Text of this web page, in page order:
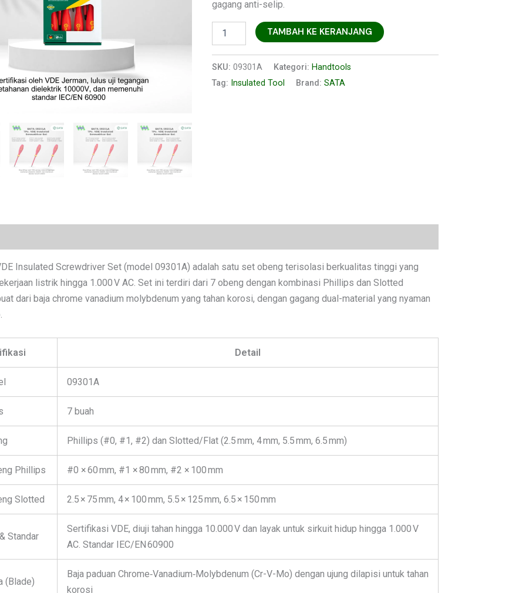
gagang anti-selip.
TAMBAH KE KERANJANG
SKU: 09301A Kategori: Handtools
Tag: Insulated Tool Brand: SATA
Insulated Screwdriver Set (model 09301A) adalah satu set obeng terisolasi berkualitas tinggi yang
listrik hingga 1.000 V AC. Set ini terdiri dari 7 obeng dengan kombinasi Phillips dan Slotted
dari baja chrome vanadium molybdenum yang tahan korosi, dengan gagang dual-material yang nyaman
Detail
09301A
7 buah
Phillips (#0, #1, #2) dan Slotted/Flat (2.5 mm, 4 mm, 5.5 mm, 6.5 mm)
Phillips #0 × 60 mm, #1 × 80 mm, #2 × 100 mm
Slotted 2.5 × 75 mm, 4 × 100 mm, 5.5 × 125 mm, 6.5 × 150 mm
Standar
Sertifikasi VDE, diuji tahan hingga 10.000 V dan layak untuk sirkuit hidup hingga 1.000 V
AC. Standar IEC/EN 60900
(Blade)
Baja paduan Chrome‑Vanadium‑Molybdenum (Cr-V-Mo) dengan ujung dilapisi untuk tahan
korosi